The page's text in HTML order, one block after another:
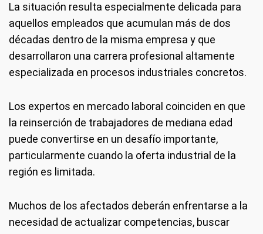
La situación resulta especialmente delicada para
aquellos empleados que acumulan más de dos
décadas dentro de la misma empresa y que
desarrollaron una carrera profesional altamente
especializada en procesos industriales concretos.
Los expertos en mercado laboral coinciden en que
la reinserción de trabajadores de mediana edad
puede convertirse en un desafío importante,
particularmente cuando la oferta industrial de la
región es limitada.
Muchos de los afectados deberán enfrentarse a la
necesidad de actualizar competencias, buscar